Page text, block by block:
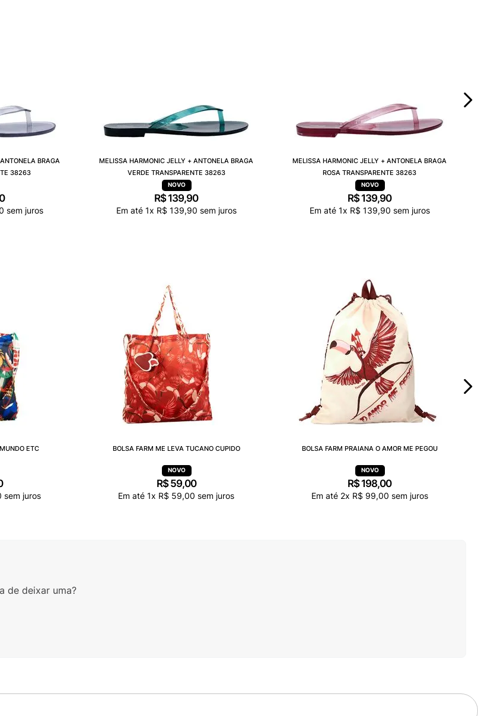
BRAGA
38263
sem juros
MELISSA HARMONIC JELLY + ANTONELA BRAGA
VERDE TRANSPARENTE 38263
R$ 139,90
Em até 1x R$ 139,90 sem juros
MELISSA HARMONIC JELLY + ANTONELA BRAGA
ROSA TRANSPARENTE 38263
R$ 139,90
Em até 1x R$ 139,90 sem juros
ETC
sem juros
BOLSA FARM ME LEVA TUCANO CUPIDO
R$ 59,00
Em até 1x R$ 59,00 sem juros
BOLSA FARM PRAIANA O AMOR ME PEGOU
R$ 198,00
Em até 2x R$ 99,00 sem juros
de deixar uma?